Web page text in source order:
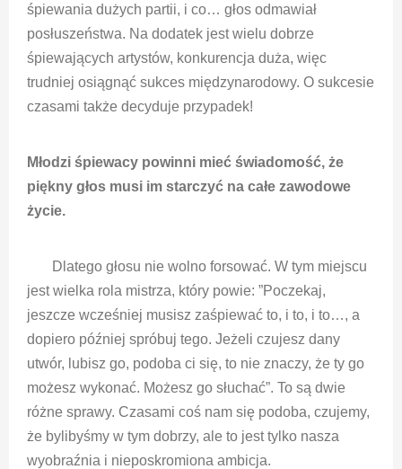
śpiewania dużych partii, i co… głos odmawiał
posłuszeństwa. Na dodatek jest wielu dobrze
śpiewających artystów, konkurencja duża, więc
trudniej osiągnąć sukces międzynarodowy. O sukcesie
czasami także decyduje przypadek!
Młodzi śpiewacy powinni mieć świadomość, że
piękny głos musi im starczyć na całe zawodowe
życie.
Dlatego głosu nie wolno forsować. W tym miejscu
jest wielka rola mistrza, który powie: ”Poczekaj,
jeszcze wcześniej musisz zaśpiewać to, i to, i to…, a
dopiero później spróbuj tego. Jeżeli czujesz dany
utwór, lubisz go, podoba ci się, to nie znaczy, że ty go
możesz wykonać. Możesz go słuchać”. To są dwie
różne sprawy. Czasami coś nam się podoba, czujemy,
że bylibyśmy w tym dobrzy, ale to jest tylko nasza
wyobraźnia i nieposkromiona ambicja.